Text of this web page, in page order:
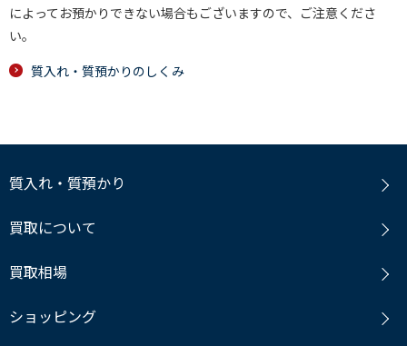
によってお預かりできない場合もございますので、ご注意くださ
い。
質入れ・質預かりのしくみ
質入れ・質預かり
買取について
買取相場
ショッピング